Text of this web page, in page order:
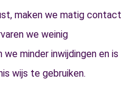
maken we matig contact
we weinig
minder inwijdingen en is
wijs te gebruiken.